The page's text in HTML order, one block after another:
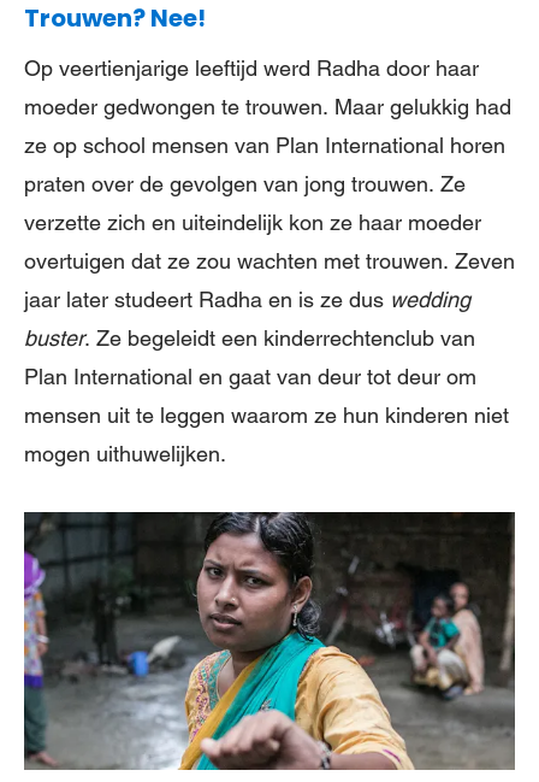
Trouwen? Nee!
Op veertienjarige leeftijd werd Radha door haar
moeder gedwongen te trouwen. Maar gelukkig had
ze op school mensen van Plan International horen
praten over de gevolgen van jong trouwen. Ze
verzette zich en uiteindelijk kon ze haar moeder
overtuigen dat ze zou wachten met trouwen. Zeven
jaar later studeert Radha en is ze dus wedding
buster. Ze begeleidt een kinderrechtenclub van
Plan International en gaat van deur tot deur om
mensen uit te leggen waarom ze hun kinderen niet
mogen uithuwelijken.